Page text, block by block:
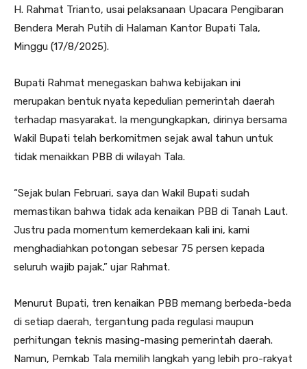
H. Rahmat Trianto, usai pelaksanaan Upacara Pengibaran
Bendera Merah Putih di Halaman Kantor Bupati Tala,
Minggu (17/8/2025).
Bupati Rahmat menegaskan bahwa kebijakan ini
merupakan bentuk nyata kepedulian pemerintah daerah
terhadap masyarakat. Ia mengungkapkan, dirinya bersama
Wakil Bupati telah berkomitmen sejak awal tahun untuk
tidak menaikkan PBB di wilayah Tala.
“Sejak bulan Februari, saya dan Wakil Bupati sudah
memastikan bahwa tidak ada kenaikan PBB di Tanah Laut.
Justru pada momentum kemerdekaan kali ini, kami
menghadiahkan potongan sebesar 75 persen kepada
seluruh wajib pajak,” ujar Rahmat.
Menurut Bupati, tren kenaikan PBB memang berbeda-beda
di setiap daerah, tergantung pada regulasi maupun
perhitungan teknis masing-masing pemerintah daerah.
Namun, Pemkab Tala memilih langkah yang lebih pro-rakyat